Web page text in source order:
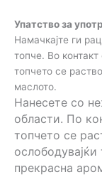
Упатство за
Намачкајте ги
топче. Во
топчето се
маслото.
Нанесете со
области. По
топчето се
прекрасна